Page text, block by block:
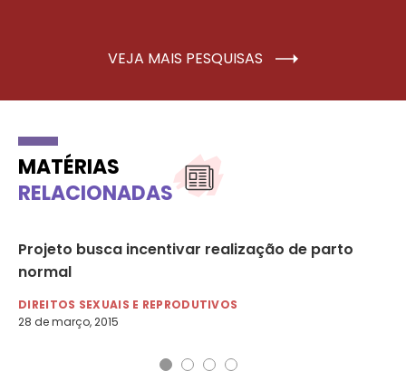
VEJA MAIS PESQUISAS
MATÉRIAS
RELACIONADAS
Projeto busca incentivar realização de parto
normal
DIREITOS SEXUAIS E REPRODUTIVOS
28 de março, 2015